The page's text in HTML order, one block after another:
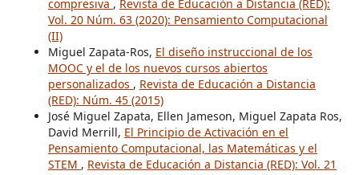
compresiva , Revista de Educación a Distancia (RED):
Vol. 20 Núm. 63 (2020): Pensamiento Computacional
(II)
Miguel Zapata-Ros, El diseño instruccional de los
MOOC y el de los nuevos cursos abiertos
personalizados , Revista de Educación a Distancia
(RED): Núm. 45 (2015)
José Miguel Zapata, Ellen Jameson, Miguel Zapata Ros,
David Merrill, El Principio de Activación en el
Pensamiento Computacional, las Matemáticas y el
STEM , Revista de Educación a Distancia (RED): Vol. 21